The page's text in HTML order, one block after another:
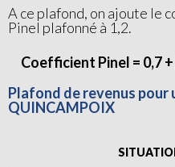
A ce plafond, on ajoute le
Pinel plafonné à 1,2.
Coefficient Pinel = 0,7
Plafond de revenus pour
QUINCAMPOIX